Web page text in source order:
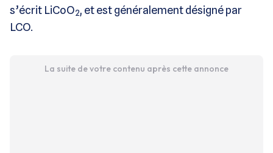
s’écrit LiCoO2, et est généralement désigné par
LCO.
La suite de votre contenu après cette annonce